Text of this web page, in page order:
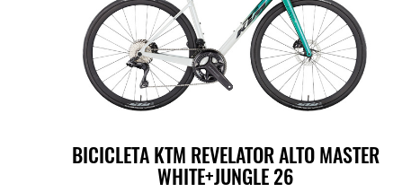
BICICLETA KTM REVELATOR ALTO MASTER
WHITE+JUNGLE 26